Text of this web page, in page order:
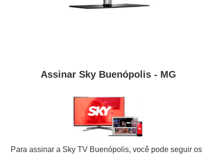
Assinar Sky Buenópolis - MG
Para assinar a Sky TV Buenópolis, você pode seguir os